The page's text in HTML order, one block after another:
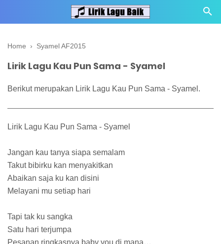
Home › Syamel AF2015
Lirik Lagu Kau Pun Sama - Syamel
Berikut merupakan Lirik Lagu Kau Pun Sama - Syamel.
Lirik Lagu Kau Pun Sama - Syamel
Jangan kau tanya siapa semalam
Takut bibirku kan menyakitkan
Abaikan saja ku kan disini
Melayani mu setiap hari
Tapi tak ku sangka
Satu hari terjumpa
Pesanan ringkasnya baby you di mana…